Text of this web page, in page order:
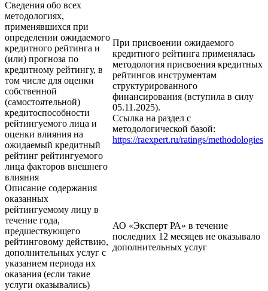
Сведения обо всех
методологиях,
применявшихся при
определении ожидаемого
кредитного рейтинга и
(или) прогноза по
кредитному рейтингу, в
том числе для оценки
собственной
(самостоятельной)
кредитоспособности
рейтингуемого лица и
оценки влияния на
ожидаемый кредитный
рейтинг рейтингуемого
лица факторов внешнего
влияния
При присвоении ожидаемого
кредитного рейтинга применялась
методология присвоения кредитных
рейтингов инструментам
структурированного
финансирования (вступила в силу
05.11.2025).
Ссылка на раздел с
методологической базой:
https://raexpert.ru/ratings/methodologies
Описание содержания
оказанных
рейтингуемому лицу в
течение года,
предшествующего
рейтинговому действию,
дополнительных услуг с
указанием периода их
оказания (если такие
услуги оказывались)
АО «Эксперт РА» в течение
последних 12 месяцев не оказывало
дополнительных услуг